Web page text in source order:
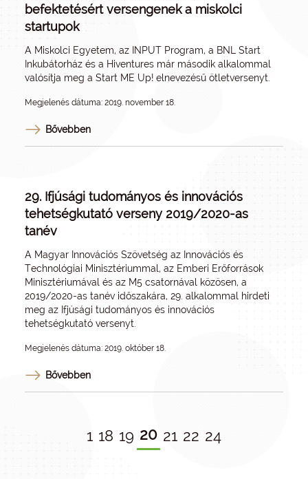
befektetésért versengenek a miskolci
startupok
A Miskolci Egyetem, az INPUT Program, a BNL Start
Inkubátorház és a Hiventures már második alkalommal
valósítja meg a Start ME Up! elnevezésű ötletversenyt.
Megjelenés dátuma: 2019. november 18.
Bővebben
29. Ifjúsági tudományos és innovációs
tehetségkutató verseny 2019/2020-as
tanév
A Magyar Innovációs Szövetség az Innovációs és
Technológiai Minisztériummal, az Emberi Erőforrások
Minisztériumával és az M5 csatornával közösen, a
2019/2020-as tanév időszakára, 29. alkalommal hirdeti
meg az Ifjúsági tudományos és innovációs
tehetségkutató versenyt.
Megjelenés dátuma: 2019. október 18.
Bővebben
1 18 19 20 21 22 24